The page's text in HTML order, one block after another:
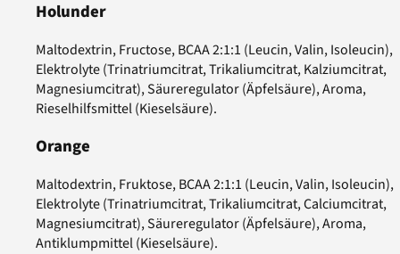
Holunder
Maltodextrin, Fructose, BCAA 2:1:1 (Leucin, Valin, Isoleucin),
Elektrolyte (Trinatriumcitrat, Trikaliumcitrat, Kalziumcitrat,
Magnesiumcitrat), Säureregulator (Äpfelsäure), Aroma,
Rieselhilfsmittel (Kieselsäure).
Orange
Maltodextrin, Fruktose, BCAA 2:1:1 (Leucin, Valin, Isoleucin),
Elektrolyte (Trinatriumcitrat, Trikaliumcitrat, Calciumcitrat,
Magnesiumcitrat), Säureregulator (Äpfelsäure), Aroma,
Antiklumpmittel (Kieselsäure).